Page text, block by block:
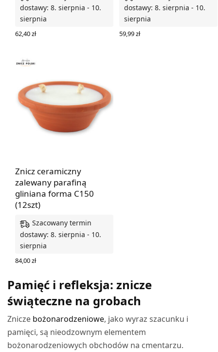
dostawy: 8. sierpnia - 10.
sierpnia
62,40zł
dostawy: 8. sierpnia - 10.
sierpnia
59,99zł
Znicz ceramiczny
zalewany parafiną
gliniana forma C150
(12szt)
Szacowany termin
dostawy: 8. sierpnia - 10.
sierpnia
84,00zł
Pamięć i refleksja: znicze
świąteczne na grobach
Znicze bożonarodzeniowe, jako wyraz szacunku i
pamięci, są nieodzownym elementem
bożonarodzeniowych obchodów na cmentarzu.